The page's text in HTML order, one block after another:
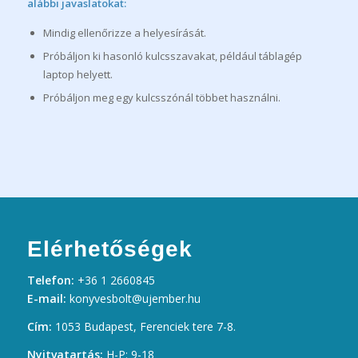
alábbi javaslatokat:
Mindig ellenőrizze a helyesírását.
Próbáljon ki hasonló kulcsszavakat, például táblagép
laptop helyett.
Próbáljon meg egy kulcsszónál többet használni.
Elérhetőségek
Telefon: +36 1 2660845
E-mail: konyvesbolt@ujember.hu
Cím: 1053 Budapest, Ferenciek tere 7-8.
Nyitvatartás: H-P: 9-18